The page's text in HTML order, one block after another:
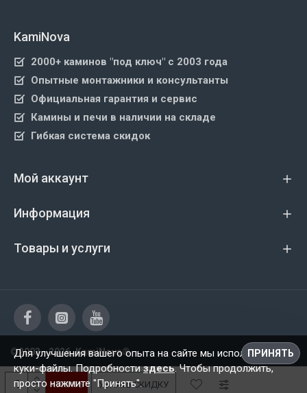
КУПИТЬ УЗНАТЬ СКИДКУ
KamiNova
2000+ каминов "под ключ" с 2003 года
Опытные монтажники и консультанты
Официальная гарантия и сервис
Камины и печи в наличии на складе
Гибкая система скидок
Мой аккаунт
Информация
Товары и услуги
©2003 - 2026, KamiNova® ПРИНЯТЬ
Для улучшения вашего опыта на сайте мы используем
куки-файлы. Подробностиздесь. Чтобы продолжить,
просто нажмите "Принять".